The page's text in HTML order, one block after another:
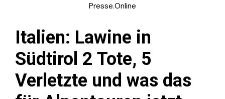
Presse.Online
Italien: Lawine in
Südtirol 2 Tote, 5
Verletzte und was das